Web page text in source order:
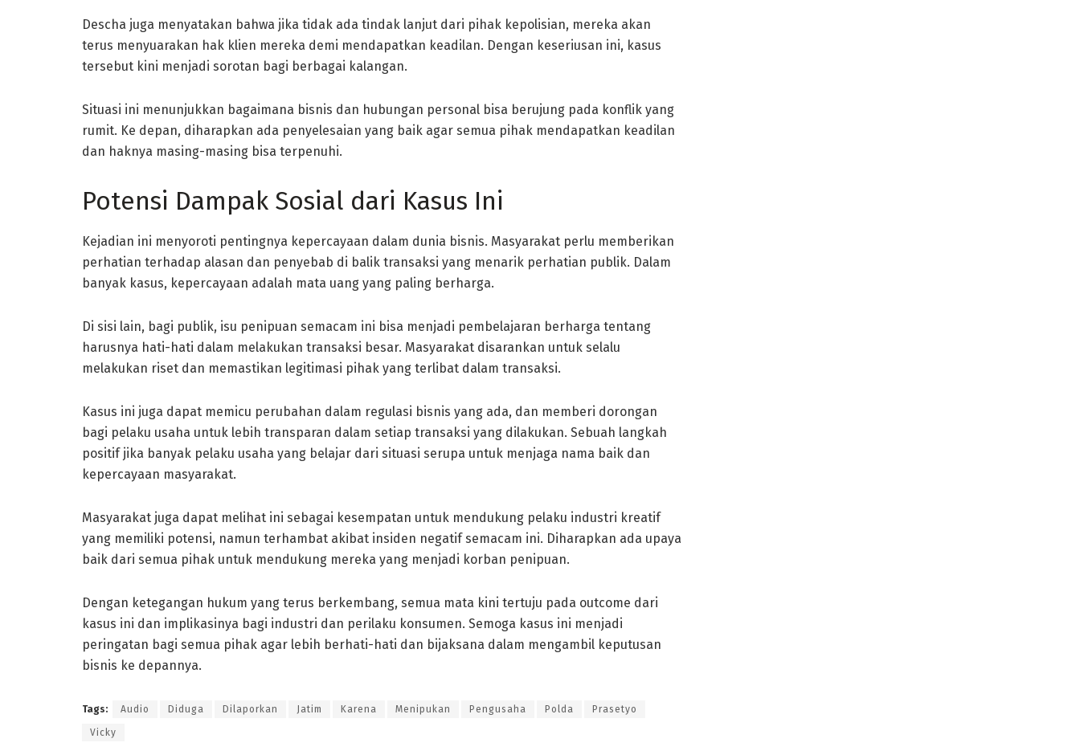
Descha juga menyatakan bahwa jika tidak ada tindak lanjut dari pihak kepolisian, mereka akan
terus menyuarakan hak klien mereka demi mendapatkan keadilan. Dengan keseriusan ini, kasus
tersebut kini menjadi sorotan bagi berbagai kalangan.
Situasi ini menunjukkan bagaimana bisnis dan hubungan personal bisa berujung pada konflik yang
rumit. Ke depan, diharapkan ada penyelesaian yang baik agar semua pihak mendapatkan keadilan
dan haknya masing-masing bisa terpenuhi.
Potensi Dampak Sosial dari Kasus Ini
Kejadian ini menyoroti pentingnya kepercayaan dalam dunia bisnis. Masyarakat perlu memberikan
perhatian terhadap alasan dan penyebab di balik transaksi yang menarik perhatian publik. Dalam
banyak kasus, kepercayaan adalah mata uang yang paling berharga.
Di sisi lain, bagi publik, isu penipuan semacam ini bisa menjadi pembelajaran berharga tentang
harusnya hati-hati dalam melakukan transaksi besar. Masyarakat disarankan untuk selalu
melakukan riset dan memastikan legitimasi pihak yang terlibat dalam transaksi.
Kasus ini juga dapat memicu perubahan dalam regulasi bisnis yang ada, dan memberi dorongan
bagi pelaku usaha untuk lebih transparan dalam setiap transaksi yang dilakukan. Sebuah langkah
positif jika banyak pelaku usaha yang belajar dari situasi serupa untuk menjaga nama baik dan
kepercayaan masyarakat.
Masyarakat juga dapat melihat ini sebagai kesempatan untuk mendukung pelaku industri kreatif
yang memiliki potensi, namun terhambat akibat insiden negatif semacam ini. Diharapkan ada upaya
baik dari semua pihak untuk mendukung mereka yang menjadi korban penipuan.
Dengan ketegangan hukum yang terus berkembang, semua mata kini tertuju pada outcome dari
kasus ini dan implikasinya bagi industri dan perilaku konsumen. Semoga kasus ini menjadi
peringatan bagi semua pihak agar lebih berhati-hati dan bijaksana dalam mengambil keputusan
bisnis ke depannya.
Tags: Audio Diduga Dilaporkan Jatim Karena Menipukan Pengusaha Polda Prasetyo
Vicky